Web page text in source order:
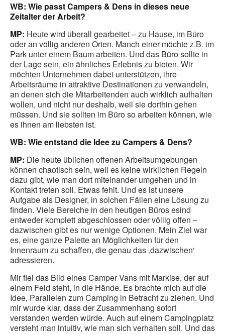
WB: Wie passt Campers & Dens in dieses neue
Zeitalter der Arbeit?
MP: Heute wird überall gearbeitet – zu Hause, im Büro
oder an völlig anderen Orten. Manch einer möchte z.B. im
Park unter einem Baum arbeiten. Und das Büro sollte in
der Lage sein, ein ähnliches Erlebnis zu bieten. Wir
möchten Unternehmen dabei unterstützen, ihre
Arbeitsräume in attraktive Destinationen zu verwandeln,
an denen sich die Mitarbeitenden auch wirklich aufhalten
wollen, und nicht nur deshalb, weil sie dorthin gehen
müssen. Und sie sollten im Büro so arbeiten können, wie
es ihnen am liebsten ist.
WB: Wie entstand die Idee zu Campers & Dens?
MP: Die heute üblichen offenen Arbeitsumgebungen
können chaotisch sein, weil es keine wirklichen Regeln
dazu gibt, wie man dort miteinander umgehen und in
Kontakt treten soll. Etwas fehlt. Und es ist unsere
Aufgabe als Designer, in solchen Fällen eine Lösung zu
finden. Viele Bereiche in den heutigen Büros esind
entweder komplett abgeschlossen oder völlig offen –
dazwischen gibt es nur wenige Optionen. Mein Ziel war
es, eine ganze Palette an Möglichkeiten für den
Innenraum zu schaffen, die genau das ‚dazwischen‘
adressieren.
Mir fiel das Bild eines Camper Vans mit Markise, der auf
einem Feld steht, in die Hände. Es brachte mich auf die
Idee, Parallelen zum Camping in Betracht zu ziehen. Und
mir wurde klar, dass der Zusammenhang sofort
verstanden werden würde. Auch auf einem Campingplatz
versteht man intuitiv, wie man sich verhalten soll. Und das